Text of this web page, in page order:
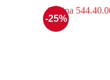
-25%